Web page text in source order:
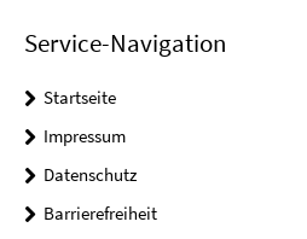
Service-Navigation
Startseite
Impressum
Datenschutz
Barrierefreiheit